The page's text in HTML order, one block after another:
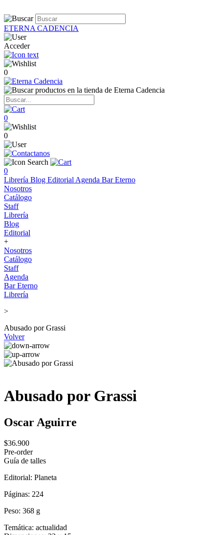
ETERNA CADENCIA
Acceder
0
0
0
0
Librería Blog Editorial Agenda Bar Eterno
Nosotros
Catálogo
Staff
Librería
Blog
Editorial
+
Nosotros
Catálogo
Staff
Agenda
Bar Eterno
Librería
>
Abusado por Grassi
Volver
Abusado por Grassi
Oscar Aguirre
$36.900
Pre-order
Guía de talles
Editorial: Planeta
Páginas: 224
Peso: 368 g
Temática: actualidad